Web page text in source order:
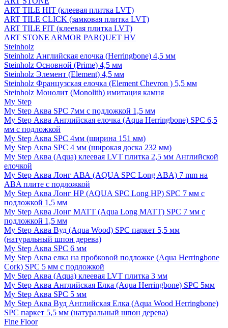
ART TILE HIT (клеевая плитка LVT)
ART TILE CLICK (замковая плитка LVT)
ART TILE FIT (клеевая плитка LVT)
ART STONE ARMOR PARQUET HV
Steinholz
Steinholz Английская елочка (Herringbone) 4,5 мм
Steinholz Основной (Prime) 4,5 мм
Steinholz Элемент (Element) 4,5 мм
Steinholz Французская елочка (Element Chevron ) 5,5 мм
Steinholz Монолит (Monolith) имитация камня
My Step
My Step Аква SPC 7мм c подложкой 1,5 мм
My Step Аква Английская елочка (Aqua Herringbone) SPC 6,5
мм с подложкой
My Step Аква SPC 4мм (ширина 151 мм)
My Step Аква SPC 4 мм (широкая доска 232 мм)
My Step Аква (Aqua) клеевая LVT плитка 2,5 мм Английской
елочкой
My Step Аква Лонг АВА (AQUA SPC Long ABA) 7 mm на
ABA плите с подложкой
My Step Аква Лонг НР (AQUA SPC Long HP) SPC 7 мм с
подложкой 1,5 мм
My Step Аква Лонг MATT (Aqua Long MATT) SPC 7 мм с
подложкой 1,5 мм
My Step Аква Вуд (Aqua Wood) SPC паркет 5,5 мм
(натуральный шпон дерева)
My Step Аква SPC 6 мм
My Step Аква елка на пробковой подложке (Aqua Herringbone
Cork) SPC 5 мм с подложкой
My Step Аква (Aqua) клеевая LVT плитка 3 мм
My Step Аква Английская Елка (Aqua Herringbone) SPC 5мм
My Step Аква SPC 5 мм
My Step Аква Вуд Английская Елка (Aqua Wood Herringbone)
SPC паркет 5,5 мм (натуральный шпон дерева)
Fine Floor